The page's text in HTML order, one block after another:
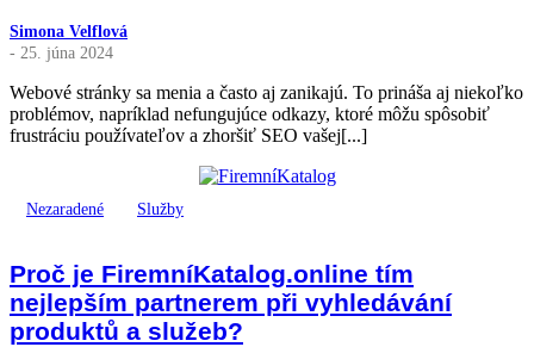
Simona Velflová
- 25. júna 2024
Webové stránky sa menia a často aj zanikajú. To prináša aj niekoľko
problémov, napríklad nefungujúce odkazy, ktoré môžu spôsobiť
frustráciu používateľov a zhoršiť SEO vašej[...]
Nezaradené Služby
Proč je FiremníKatalog.online tím
nejlepším partnerem při vyhledávání
produktů a služeb?